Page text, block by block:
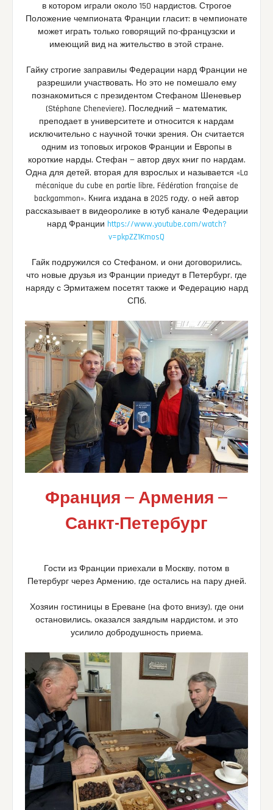
в котором играли около 150 нардистов. Строгое
Положение чемпионата Франции гласит: в чемпионате
может играть только говорящий по-французски и
имеющий вид на жительство в этой стране.
Гайку строгие заправилы Федерации нард Франции не
разрешили участвовать. Но это не помешало ему
познакомиться с президентом Стефаном Шеневьер
(Stéphane Cheneviere). Последний — математик,
преподает в университете и относится к нардам
исключительно с научной точки зрения. Он считается
одним из топовых игроков Франции и Европы в
короткие нарды. Стефан — автор двух книг по нардам.
Одна для детей, вторая для взрослых и называется «La
mécanique du cube en partie libre, Fédération française de
backgammon». Книга издана в 2025 году, о ней автор
рассказывает в видеоролике в ютуб канале Федерации
нард Франции https://www.youtube.com/watch?
v=pkpZZ1KmosQ
Гайк подружился со Стефаном, и они договорились,
что новые друзья из Франции приедут в Петербург, где
наряду с Эрмитажем посетят также и Федерацию нард
СПб.
Франция — Армения —
Санкт-Петербург
Гости из Франции приехали в Москву, потом в
Петербург через Армению, где остались на пару дней.
Хозяин гостиницы в Ереване (на фото внизу), где они
остановились, оказался заядлым нардистом, и это
усилило добродушность приема.